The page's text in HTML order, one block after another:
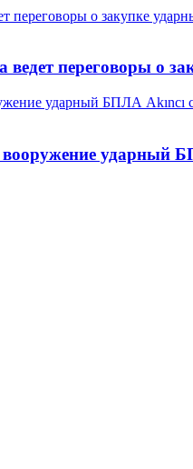
переговоры о
ударный